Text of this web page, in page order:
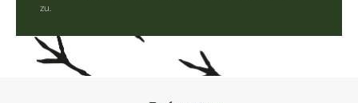
zu.